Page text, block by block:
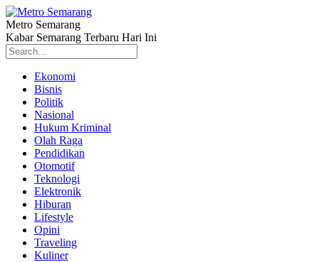
Metro Semarang
Kabar Semarang Terbaru Hari Ini
Ekonomi
Bisnis
Politik
Nasional
Hukum Kriminal
Olah Raga
Pendidikan
Otomotif
Teknologi
Elektronik
Hiburan
Lifestyle
Opini
Traveling
Kuliner